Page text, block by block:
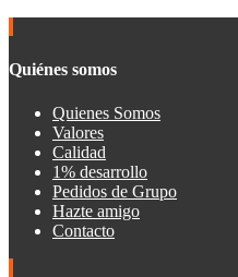
Quiénes somos
Quienes Somos
Valores
Calidad
1% desarrollo
Pedidos de Grupo
Hazte amigo
Contacto